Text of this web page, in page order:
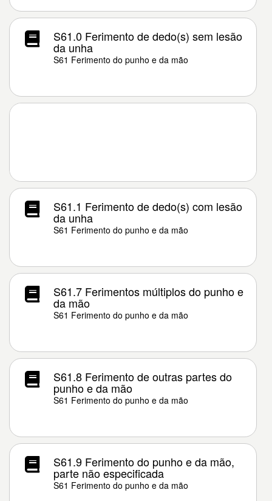
S61.0 Ferimento de dedo(s) sem lesão
da unha
S61 Ferimento do punho e da mão
S61.1 Ferimento de dedo(s) com lesão
da unha
S61 Ferimento do punho e da mão
S61.7 Ferimentos múltiplos do punho e
da mão
S61 Ferimento do punho e da mão
S61.8 Ferimento de outras partes do
punho e da mão
S61 Ferimento do punho e da mão
S61.9 Ferimento do punho e da mão,
parte não especificada
S61 Ferimento do punho e da mão